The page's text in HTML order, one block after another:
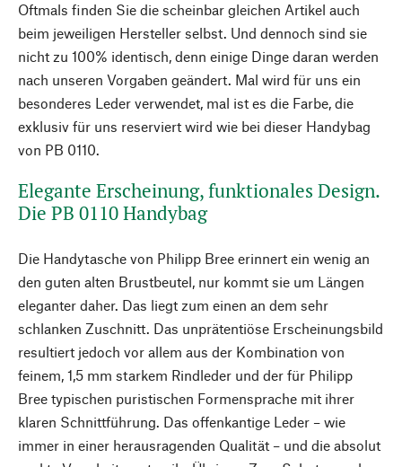
Oftmals finden Sie die scheinbar gleichen Artikel auch
beim jeweiligen Hersteller selbst. Und dennoch sind sie
nicht zu 100% identisch, denn einige Dinge daran werden
nach unseren Vorgaben geändert. Mal wird für uns ein
besonderes Leder verwendet, mal ist es die Farbe, die
exklusiv für uns reserviert wird wie bei dieser Handybag
von PB 0110.
Elegante Erscheinung, funktionales Design.
Die PB 0110 Handybag
Die Handytasche von Philipp Bree erinnert ein wenig an
den guten alten Brustbeutel, nur kommt sie um Längen
eleganter daher. Das liegt zum einen an dem sehr
schlanken Zuschnitt. Das unprätentiöse Erscheinungsbild
resultiert jedoch vor allem aus der Kombination von
feinem, 1,5 mm starkem Rindleder und der für Philipp
Bree typischen puristischen Formensprache mit ihrer
klaren Schnittführung. Das offenkantige Leder – wie
immer in einer herausragenden Qualität – und die absolut